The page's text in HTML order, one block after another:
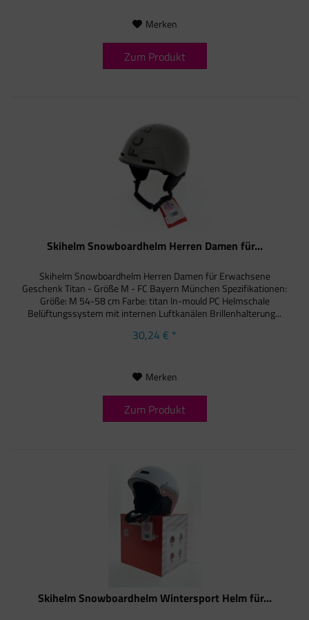
Merken
Zum Produkt
Skihelm Snowboardhelm Herren Damen für...
Skihelm Snowboardhelm Herren Damen für Erwachsene
Geschenk Titan - Größe M - FC Bayern München Spezifikationen:
Größe: M 54-58 cm Farbe: titan In-mould PC Helmschale
Belüftungssystem mit internen Luftkanälen Brillenhalterung...
30,24 € *
Merken
Zum Produkt
Skihelm Snowboardhelm Wintersport Helm für...